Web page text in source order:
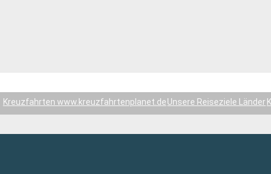
Kreuzfahrten www.kreuzfahrtenplanet.deUnsere Reiseziele Länder